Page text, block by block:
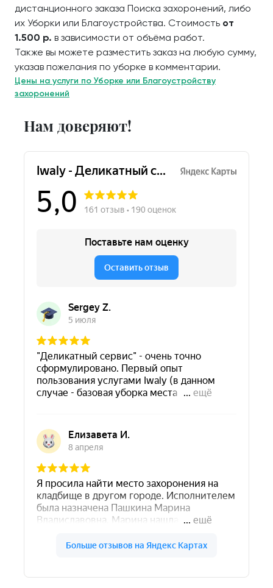
дистанционного заказа Поиска захоронений, либо
их Уборки или Благоустройства. Стоимость от
1.500 р. в зависимости от объёма работ.
Также вы можете разместить заказ на любую сумму,
указав пожелания по уборке в комментарии.
Цены на услуги по Уборке или Благоустройству
захоронений
Нам доверяют!